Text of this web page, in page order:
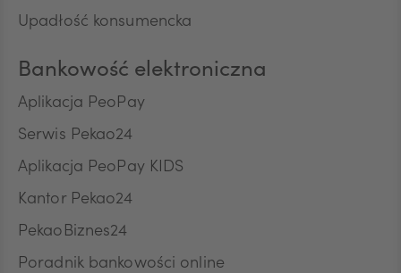
ZAR
Upadłość konsumencka
Bankowość elektroniczna
Aplikacja PeoPay
Serwis Pekao24
Aplikacja PeoPay KIDS
Kantor Pekao24
PekaoBiznes24
Poradnik bankowości online